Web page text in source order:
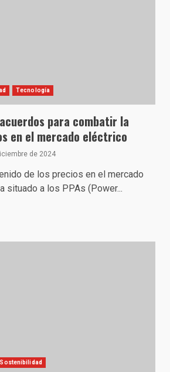
Tecnología
para combatir la
en el mercado eléctrico
de 2024
de los precios en el mercado
situado a los PPAs (Power...
Sostenibilidad